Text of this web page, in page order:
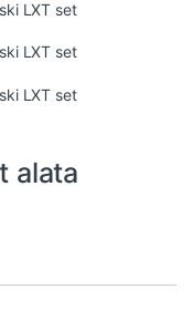
alata